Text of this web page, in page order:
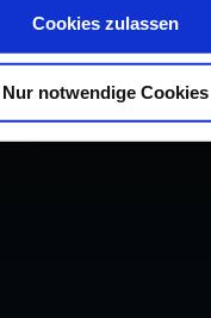
Cookies zulassen
Nur notwendige Cookies